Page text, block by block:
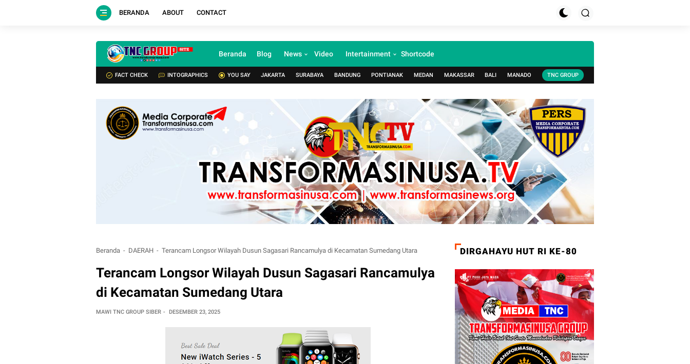
BERANDA ABOUT CONTACT
Beranda Blog News Video Intertainment Shortcode
FACT CHECK INTOGRAPHICS YOU SAY JAKARTA SURABAYA BANDUNG PONTIANAK MEDAN MAKASSAR BALI MANADO TNC GROUP
Beranda DAERAH Terancam Longsor Wilayah Dusun Sagasari Rancamulya di Kecamatan Sumedang Utara
Terancam Longsor Wilayah Dusun Sagasari Rancamulya
di Kecamatan Sumedang Utara
MAWI TNC GROUP SIBER DESEMBER 23, 2025
DIRGAHAYU HUT RI KE-80